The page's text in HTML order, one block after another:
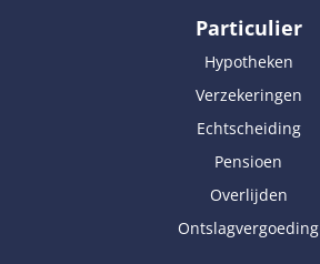
Particulier
Hypotheken
Verzekeringen
Echtscheiding
Pensioen
Overlijden
Ontslagvergoeding